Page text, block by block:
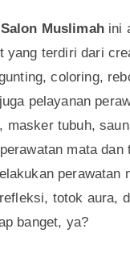
Salon Muslimahini
yang terdiri dari
coloring,
pelayanan
masker tubuh,
mata dan
perawatan
totok aura,
banget, ya?